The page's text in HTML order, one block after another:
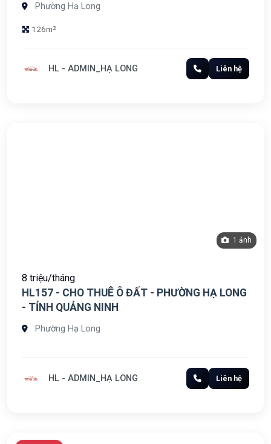
Phường Hạ Long
126m²
HL - ADMIN_HẠ LONG Liên hệ
1 ảnh
8 triệu/tháng
HL157 - CHO THUÊ Ô ĐẤT - PHƯỜNG HẠ LONG
- TỈNH QUẢNG NINH
Phường Hạ Long
HL - ADMIN_HẠ LONG Liên hệ